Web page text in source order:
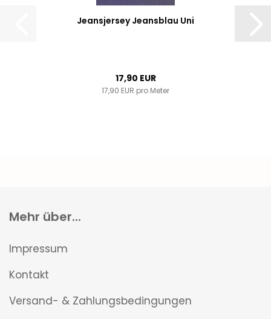
Jeansjersey Jeansblau Uni
17,90 EUR
17,90 EUR pro Meter
Mehr über...
Impressum
Kontakt
Versand- & Zahlungsbedingungen